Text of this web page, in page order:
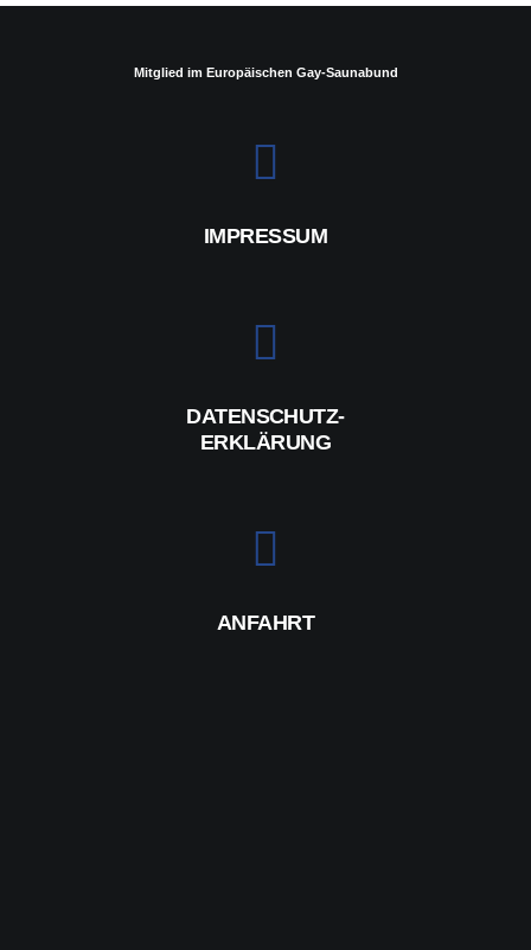
Mitglied im Europäischen Gay-Saunabund
IMPRESSUM
DATENSCHUTZ-
ERKLÄRUNG
ANFAHRT